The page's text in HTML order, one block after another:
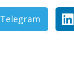
Telegram